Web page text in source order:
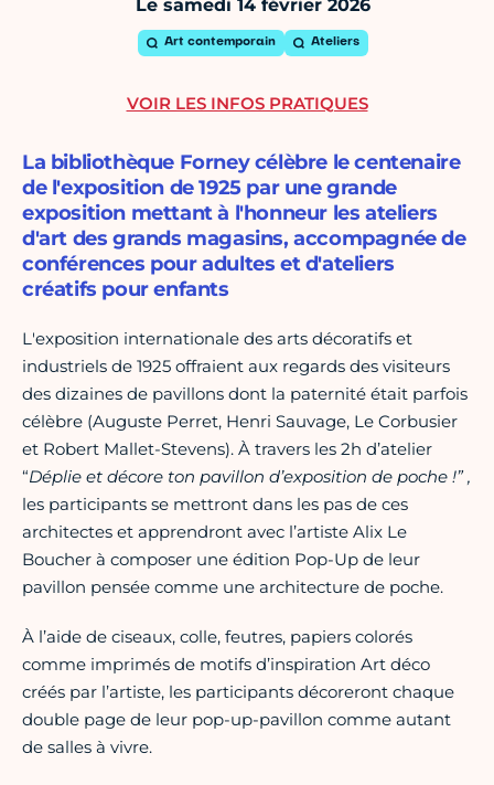
Le samedi 14 février 2026
Art contemporain Ateliers
La bibliothèque Forney célèbre le centenaire
de l'exposition de 1925 par une grande
exposition mettant à l'honneur les ateliers
d'art des grands magasins, accompagnée de
conférences pour adultes et d'ateliers
créatifs pour enfants
L'exposition internationale des arts décoratifs et
industriels de 1925 offraient aux regards des visiteurs
des dizaines de pavillons dont la paternité était parfois
célèbre (Auguste Perret, Henri Sauvage, Le Corbusier
et Robert Mallet-Stevens). À travers les 2h d’atelier
“Déplie et décore ton pavillon d’exposition de poche !” ,
les participants se mettront dans les pas de ces
architectes et apprendront avec l’artiste Alix Le
Boucher à composer une édition Pop-Up de leur
pavillon pensée comme une architecture de poche.
À l’aide de ciseaux, colle, feutres, papiers colorés
comme imprimés de motifs d’inspiration Art déco
créés par l’artiste, les participants décoreront chaque
double page de leur pop-up-pavillon comme autant
de salles à vivre.
VOIR LES INFOS PRATIQUES